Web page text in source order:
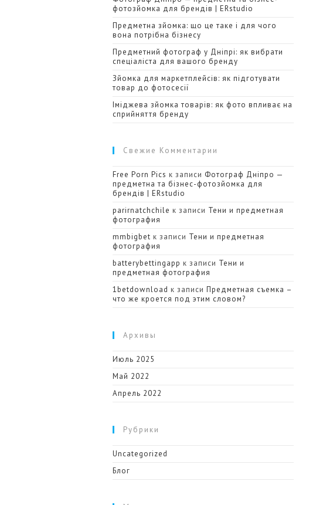
фотозйомка для брендів | ERstudio
Предметна зйомка: що це таке і для чого
вона потрібна бізнесу
Предметний фотограф у Дніпрі: як вибрати
спеціаліста для вашого бренду
Зйомка для маркетплейсів: як підготувати
товар до фотосесії
Іміджева зйомка товарів: як фото впливає на
сприйняття бренду
Свежие Комментарии
Free Porn Pics к записи Фотограф Дніпро —
предметна та бізнес-фотозйомка для
брендів | ERstudio
parirnatchchile к записи Тени и предметная
фотография
mmbigbet к записи Тени и предметная
фотография
batterybettingapp к записи Тени и
предметная фотография
1betdownload к записиПредметная съемка –
что же кроется под этим словом?
Архивы
Июль 2025
Май 2022
Апрель 2022
Рубрики
Uncategorized
Блог